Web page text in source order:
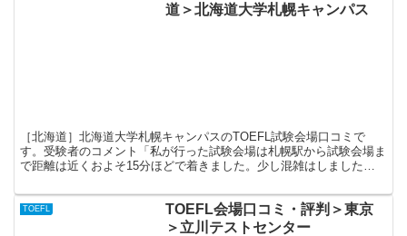
道＞北海道大学札幌キャンパス
［北海道］北海道大学札幌キャンパスのTOEFL試験会場口コミで
す。受験者のコメント「私が行った試験会場は札幌駅から試験会場ま
で距離は近くおよそ15分ほどで着きました。少し混雑はしましたが
きました。」
TOEFL
TOEFL会場口コミ・評判＞東京
＞立川テストセンター